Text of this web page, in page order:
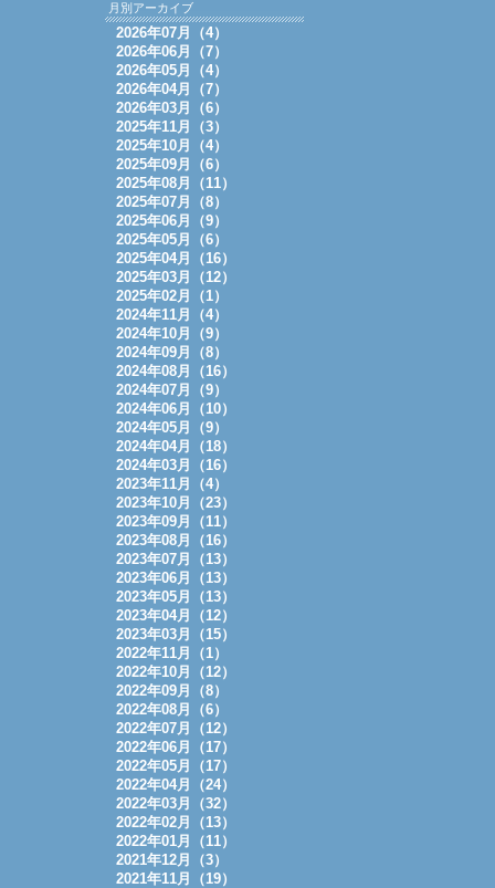
月別アーカイブ
2026年07月（4）
2026年06月（7）
2026年05月（4）
2026年04月（7）
2026年03月（6）
2025年11月（3）
2025年10月（4）
2025年09月（6）
2025年08月（11）
2025年07月（8）
2025年06月（9）
2025年05月（6）
2025年04月（16）
2025年03月（12）
2025年02月（1）
2024年11月（4）
2024年10月（9）
2024年09月（8）
2024年08月（16）
2024年07月（9）
2024年06月（10）
2024年05月（9）
2024年04月（18）
2024年03月（16）
2023年11月（4）
2023年10月（23）
2023年09月（11）
2023年08月（16）
2023年07月（13）
2023年06月（13）
2023年05月（13）
2023年04月（12）
2023年03月（15）
2022年11月（1）
2022年10月（12）
2022年09月（8）
2022年08月（6）
2022年07月（12）
2022年06月（17）
2022年05月（17）
2022年04月（24）
2022年03月（32）
2022年02月（13）
2022年01月（11）
2021年12月（3）
2021年11月（19）